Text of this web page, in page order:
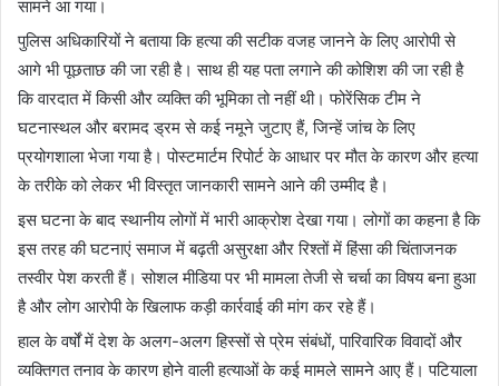
सामने आ गया।
पुलिस अधिकारियों ने बताया कि हत्या की सटीक वजह जानने के लिए आरोपी से
आगे भी पूछताछ की जा रही है। साथ ही यह पता लगाने की कोशिश की जा रही है
कि वारदात में किसी और व्यक्ति की भूमिका तो नहीं थी। फोरेंसिक टीम ने
घटनास्थल और बरामद ड्रम से कई नमूने जुटाए हैं, जिन्हें जांच के लिए
प्रयोगशाला भेजा गया है। पोस्टमार्टम रिपोर्ट के आधार पर मौत के कारण और हत्या
के तरीके को लेकर भी विस्तृत जानकारी सामने आने की उम्मीद है।
इस घटना के बाद स्थानीय लोगों में भारी आक्रोश देखा गया। लोगों का कहना है कि
इस तरह की घटनाएं समाज में बढ़ती असुरक्षा और रिश्तों में हिंसा की चिंताजनक
तस्वीर पेश करती हैं। सोशल मीडिया पर भी मामला तेजी से चर्चा का विषय बना हुआ
है और लोग आरोपी के खिलाफ कड़ी कार्रवाई की मांग कर रहे हैं।
हाल के वर्षों में देश के अलग-अलग हिस्सों से प्रेम संबंधों, पारिवारिक विवादों और
व्यक्तिगत तनाव के कारण होने वाली हत्याओं के कई मामले सामने आए हैं। पटियाला